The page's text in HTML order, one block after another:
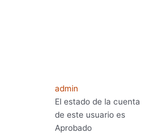
admin
El estado de la cuenta
de este usuario es
Aprobado